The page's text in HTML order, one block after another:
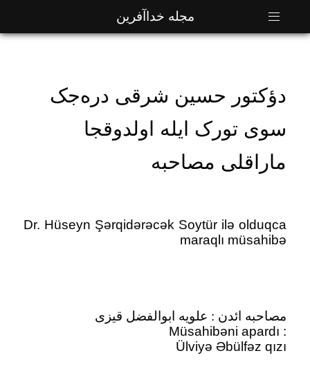
مجله خداآفرین
دؤکتور حسین شرقی دره‌جک
سوی تورک ایله اولدوقجا
ماراقلی مصاحبه
Dr. Hüseyn Şərqidərəcək Soytür ilə olduqca
maraqlı müsahibə
مصاحبه ائدن : علویه ابوالفضل قیزی
Müsahibəni apardı :
Ülviyə Əbülfəz qızı